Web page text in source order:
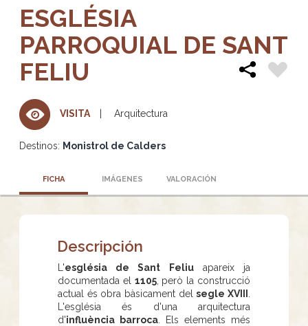
ESGLÉSIA
PARROQUIAL DE SANT
FELIU
VISITA Arquitectura
Destinos: Monistrol de Calders
FICHA IMÁGENES VALORACIÓN
Descripción
L'església de Sant Feliuapareix ja
documentada el 1105, però la construcció
actual és obra bàsicament delsegle XVIII
L'església és d'una arquitectura
d'influència barroca . Els elements més